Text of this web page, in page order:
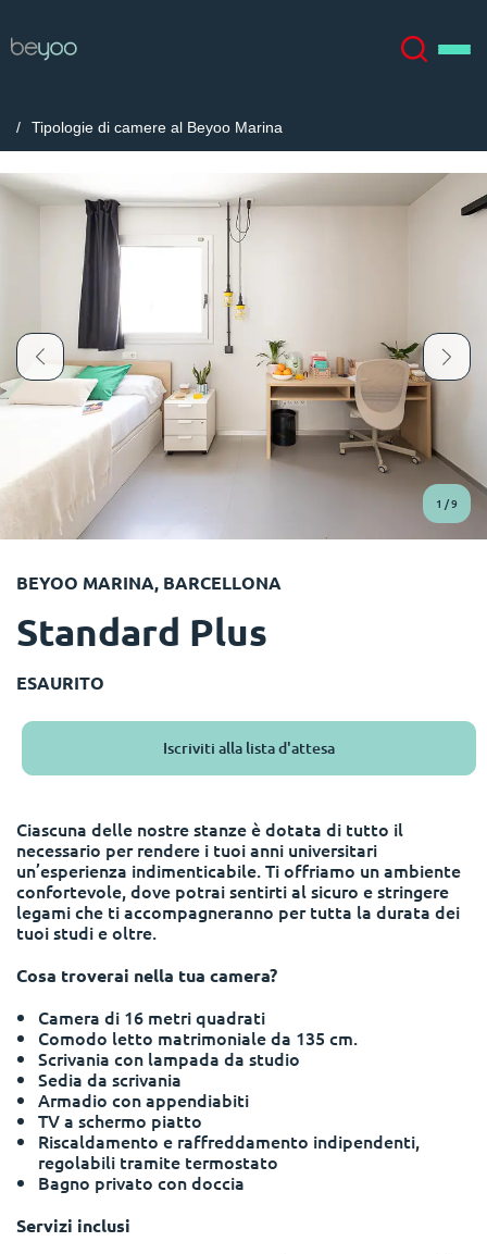
Altro
Account Lingua
Chinese
Català
Italian
French
Portuguese
Seleziona un paese
Seleziona una città
Seleziona una residenza
Accedi
Català
Italian French
Portuguese
Tipologie di camere al Beyoo Marina
1 /9
BEYOO MARINA, BARCELLONA
Standard Plus
ESAURITO
Iscriviti alla lista d'attesa
Ciascuna delle nostre stanze è dotata di tutto il
necessario per rendere i tuoi anni universitari
un’esperienza indimenticabile. Ti offriamo un ambiente
confortevole, dove potrai sentirti al sicuro e stringere
legami che ti accompagneranno per tutta la durata dei
tuoi studi e oltre.
Cosa troverai nella tua camera?
Camera di 16 metri quadrati
Comodo letto matrimoniale da 135 cm.
Scrivania con lampada da studio
Sedia da scrivania
Armadio con appendiabiti
TV a schermo piatto
Riscaldamento e raffreddamento indipendenti,
regolabili tramite termostato
Bagno privato con doccia
Servizi inclusi